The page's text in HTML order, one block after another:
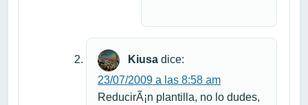
Kiusa dice:
23/07/2009 a las 8:58 am
ReducirÃ¡n plantilla, no lo dudes,